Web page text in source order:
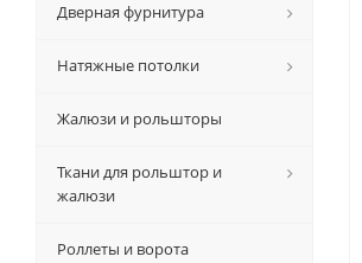
Дверная фурнитура
Натяжные потолки
Жалюзи и рольшторы
Ткани для рольштор и
жалюзи
Роллеты и ворота